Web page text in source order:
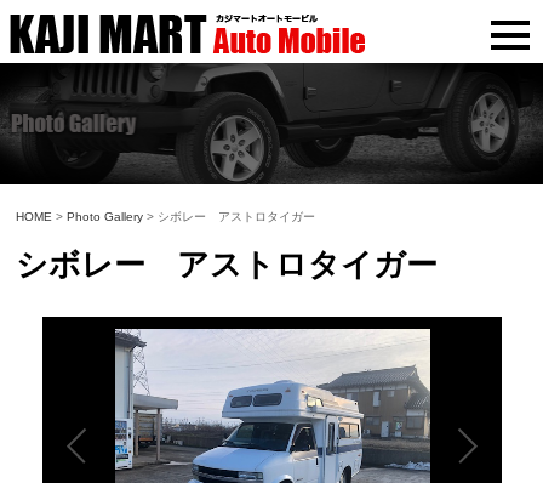
HOME >Photo Gallery > シボレー アストロタイガー
シボレー アストロタイガー